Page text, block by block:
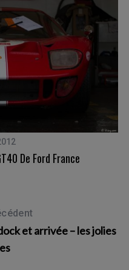
De Ford France
et arrivée – les jolies